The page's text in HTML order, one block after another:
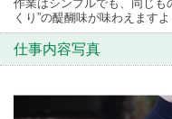
作業はシンプルでも、同じも
くり”の醍醐味が味わえますよ
仕事内容写真